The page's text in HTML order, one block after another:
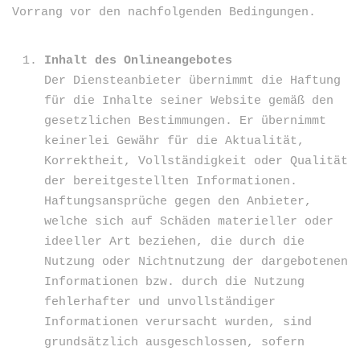
Vorrang vor den nachfolgenden Bedingungen.
Inhalt des Onlineangebotes
Der Diensteanbieter übernimmt die Haftung
für die Inhalte seiner Website gemäß den
gesetzlichen Bestimmungen. Er übernimmt
keinerlei Gewähr für die Aktualität,
Korrektheit, Vollständigkeit oder Qualität
der bereitgestellten Informationen.
Haftungsansprüche gegen den Anbieter,
welche sich auf Schäden materieller oder
ideeller Art beziehen, die durch die
Nutzung oder Nichtnutzung der dargebotenen
Informationen bzw. durch die Nutzung
fehlerhafter und unvollständiger
Informationen verursacht wurden, sind
grundsätzlich ausgeschlossen, sofern